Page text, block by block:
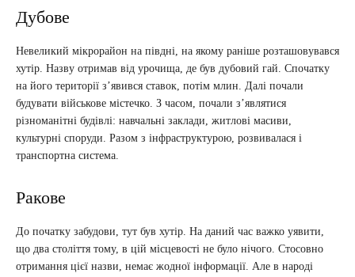
Дубове
Невеликий мікрорайон на півдні, на якому раніше розташовувався
хутір. Назву отримав від урочища, де був дубовий гай. Спочатку
на його території з’явився ставок, потім млин. Далі почали
будувати військове містечко. З часом, почали з’являтися
різноманітні будівлі: навчальні заклади, житлові масиви,
культурні споруди. Разом з інфраструктурою, розвивалася і
транспортна система.
Ракове
До початку забудови, тут був хутір. На даний час важко уявити,
що два століття тому, в цій місцевості не було нічого. Стосовно
отримання цієї назви, немає жодної інформації. Але в народі